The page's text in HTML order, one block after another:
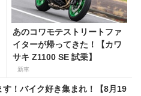
あのコワモテストリートファ
イターが帰ってきた！【カワ
サキ Z1100 SE 試乗】
新車
す！バイク好き集まれ！【8月19